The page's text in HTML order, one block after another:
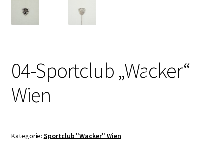
04-Sportclub „Wacker“
Wien
Kategorie: Sportclub "Wacker" Wien